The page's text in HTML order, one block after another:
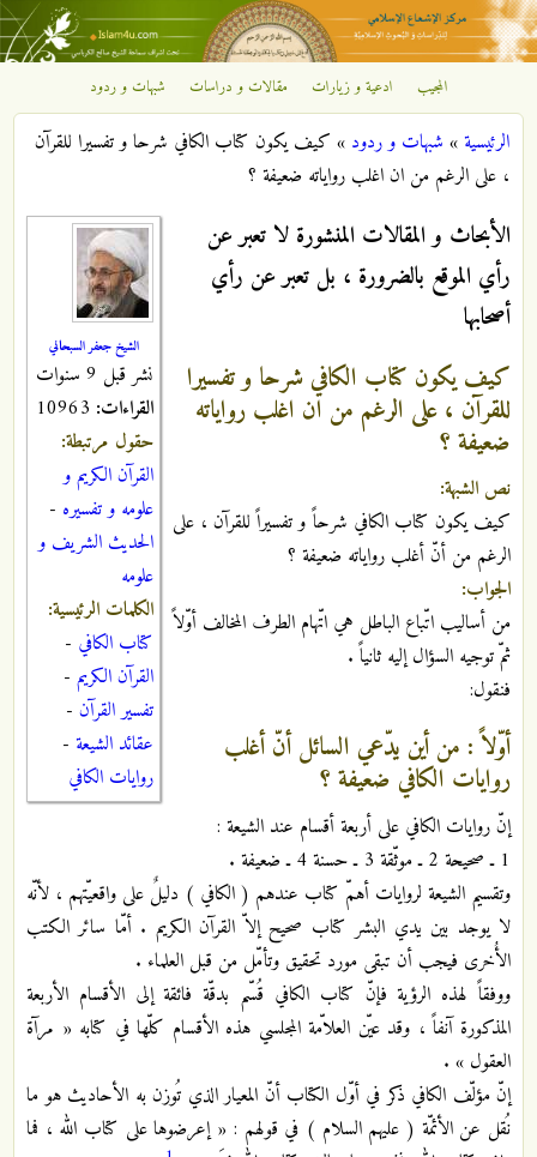
تجاوز إلى المحتوى الرئيسي
مركز
الإشعاع
الإسلامي
المجيب ادعية و زيارات مقالات و دراسات شبهات و ردود
أنت هنا
الرئيسية» شبهات و ردود » كيف يكون كتاب الكافي شرحا و تفسيرا للقرآن
، على الرغم من ان اغلب رواياته ضعيفة ؟
الشيخ جعفر السبحاني
نشر قبل 9 سنوات
القراءات:
حقول مرتبطة:
القرآن الكريم و
علومه و تفسيره -
الحديث الشريف و
علومه
الكلمات الرئيسية:
كتاب الكافي -
القرآن الكريم -
تفسير القرآن -
عقائد الشيعة -
روايات الكافي
الأبحاث و المقالات المنشورة لا تعبر عن
رأي الموقع بالضرورة ، بل تعبر عن رأي
أصحابها
كيف يكون كتاب الكافي شرحا و تفسيرا
للقرآن ، على الرغم من ان اغلب رواياته
ضعيفة ؟
نص الشبهة:
كيف يكون كتاب الكافي شرحاً و تفسيراً للقرآن ، على
الرغم من أنّ أغلب رواياته ضعيفة ؟
الجواب:
من أساليب اتّباع الباطل هي اتّهام الطرف المخالف أوّلاً
ثمّ توجيه السؤال إليه ثانياً .
فنقول:
أوّلاً : من أين يدّعي السائل أنّ أغلب
روايات الكافي ضعيفة ؟
إنّ روايات الكافي على أربعة أقسام عند الشيعة :
1 ـ صحيحة 2 ـ موثّقة 3 ـ حسنة 4 ـ ضعيفة .
وتقسيم الشيعة لروايات أهمّ كتاب عندهم ( الكافي ) دليلٌ على واقعيّتهم ، لأنّه
لا يوجد بين يدي البشر كتاب صحيح إلاّ القرآن الكريم . أمّا سائر الكتب
الأُخرى فيجب أن تبقى مورد تحقيق وتأمّل من قبل العلماء .
ووفقاً لهذه الرؤية فإنّ كتاب الكافي قُسّم بدقّة فائقة إلى الأقسام الأربعة
المذكورة آنفاً ، وقد عيّن العلاّمة المجلسي هذه الأقسام كلّها في كتابه « مرآة
العقول » .
إنّ مؤلّف الكافي ذكر في أوّل الكتاب أنّ المعيار الذي تُوزن به الأحاديث هو ما
نُقل عن الأئمّة ( عليهم السلام ) في قولهم : « إعرضوها على كتاب الله ، فما